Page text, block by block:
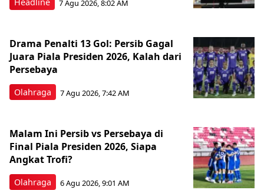
7 Agu 2026, 8:02 AM
Olahraga
Drama Penalti 13 Gol: Persib Gagal
Juara Piala Presiden 2026, Kalah dari
Persebaya
7 Agu 2026, 7:42 AM
Olahraga
Malam Ini Persib vs Persebaya di
Final Piala Presiden 2026, Siapa
Angkat Trofi?
6 Agu 2026, 9:01 AM